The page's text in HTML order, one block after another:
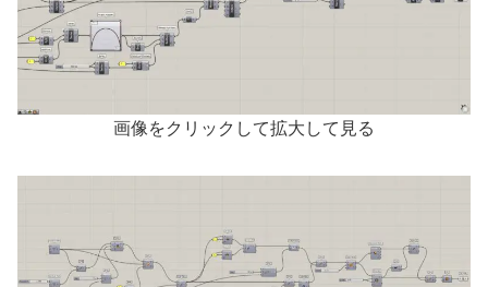
画像をクリックして拡大して見る